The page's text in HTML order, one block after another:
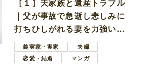
［１］夫家族と遺産トラブル
｜父が事故で急逝し悲しみに
打ちひしがれる妻を力強い言
葉で励ます夫
義実家・実家
夫婦
恋愛・結婚
マンガ